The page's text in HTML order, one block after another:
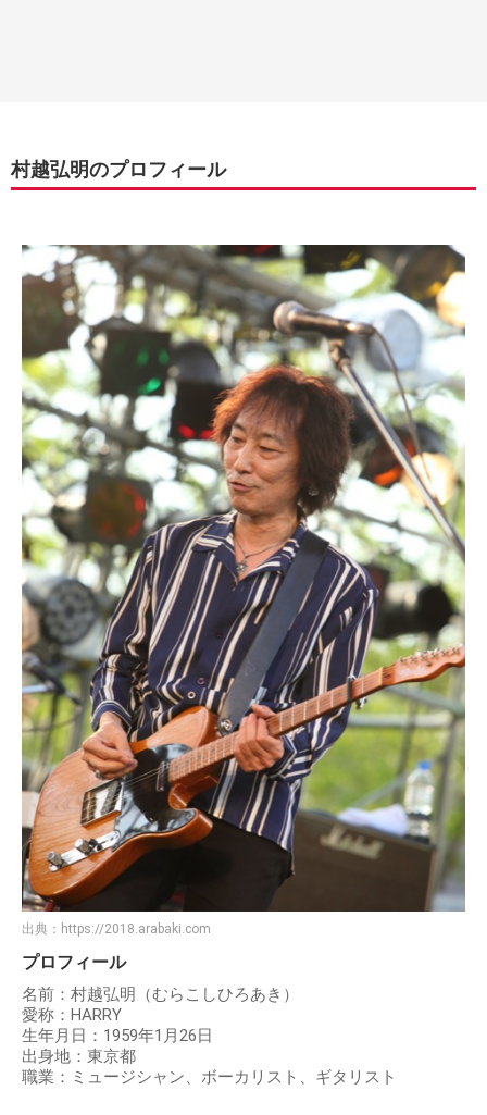
村越弘明のプロフィール
出典： https://2018.arabaki.com
プロフィール
名前：村越弘明（むらこしひろあき）
愛称：HARRY
生年月日：1959年1月26日
出身地：東京都
職業：ミュージシャン、ボーカリスト、ギタリスト